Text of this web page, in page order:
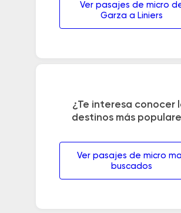
Ver pasajes de micro
Garza a Liniers
¿Te interesa conocer
destinos más
Ver pasajes de micro
buscados